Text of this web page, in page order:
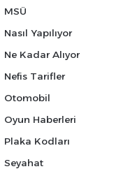
MSÜ
Nasıl Yapılıyor
Ne Kadar Alıyor
Nefis Tarifler
Otomobil
Oyun Haberleri
Plaka Kodları
Seyahat